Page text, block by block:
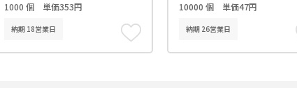
1000 個 単価353円
納期 18営業日
10000 個 単価47円
納期 26営業日